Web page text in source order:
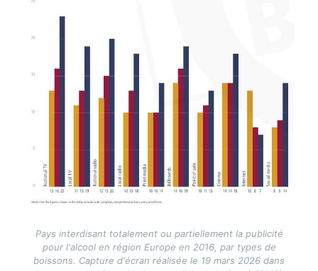
Pays interdisant totalement ou partiellement la publicité
pour l'alcool en région Europe en 2016, par types de
boissons. Capture d'écran réalisée le 19 mars 2026 dans